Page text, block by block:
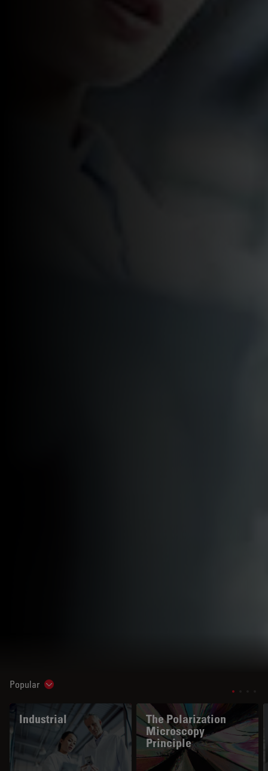
Popular Show subnavigation
Industrial
The Polarization
Microscopy
Principle